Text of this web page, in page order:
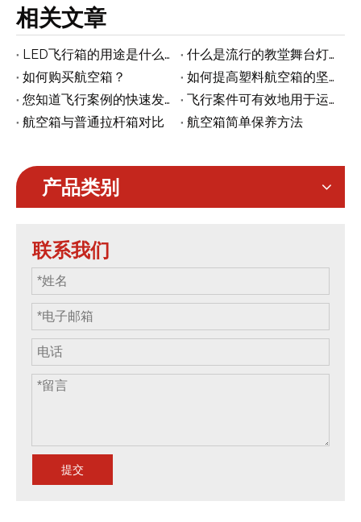
相关文章
LED飞行箱的用途是什么？
什么是流行的教堂舞台灯光设置理念
如何购买航空箱？
如何提高塑料航空箱的坚固性
您知道飞行案例的快速发展趋势吗？
飞行案件可有效地用于运输的秘诀
航空箱与普通拉杆箱对比
航空箱简单保养方法
产品类别
联系我们
提交